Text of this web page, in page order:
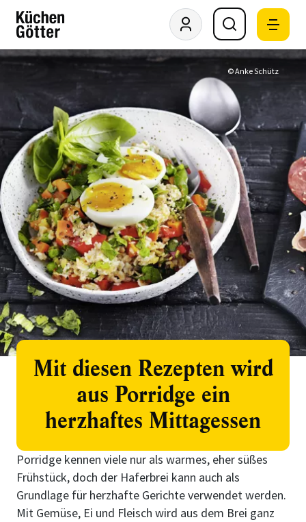
© Anke Schütz
Mit diesen Rezepten wird
aus Porridge ein
herzhaftes Mittagessen
Porridge kennen viele nur als warmes, eher süßes
Frühstück, doch der Haferbrei kann auch als
Grundlage für herzhafte Gerichte verwendet werden.
Mit Gemüse, Ei und Fleisch wird aus dem Brei ganz